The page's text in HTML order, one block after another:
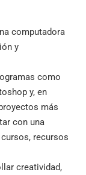
computadora
y
como
y, en
más
con una
recursos
creatividad,